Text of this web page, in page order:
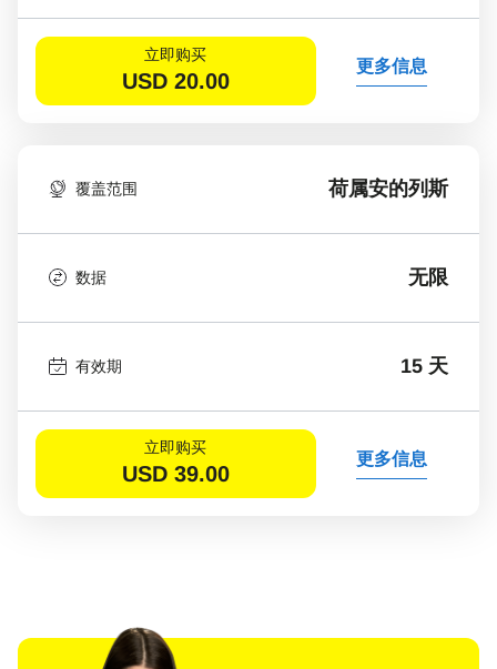
立即购买
USD 20.00
更多信息
覆盖范围 荷属安的列斯
数据 无限
有效期 15 天
立即购买
USD 39.00
更多信息